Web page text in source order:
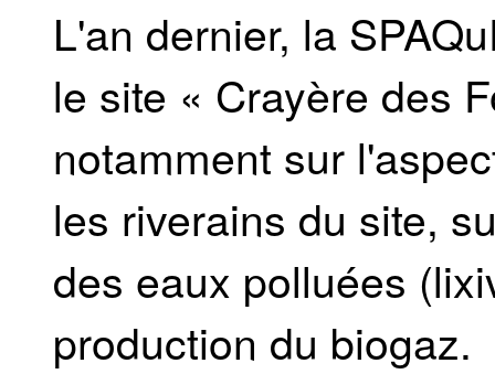
L'an dernier, la
le site « Crayère des
notamment sur
les riverains du site,
des eaux polluées
production du biogaz.